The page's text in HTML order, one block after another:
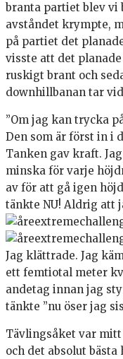
branta partiet blev vi
avståndet krympte,
på partiet det
visste att det
ruskigt brant och
downhillbanan tar
”Om jag kan trycka
Den som är först in i
Tanken gav kraft.
minska för varje
av för att gå igen
tänkte NU! Aldrig att
Jag klättrade. Jag
ett femtiotal meter
andetag innan jag
tänkte ”nu öser jag
Tävlingsåket var
och det absolut